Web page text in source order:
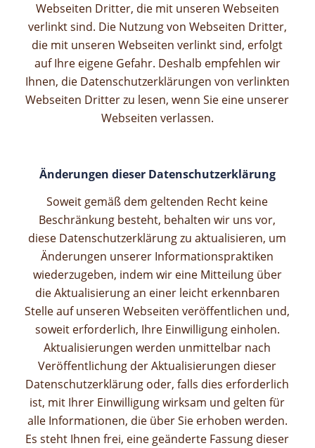
Webseiten Dritter, die mit unseren Webseiten
verlinkt sind. Die Nutzung von Webseiten Dritter,
die mit unseren Webseiten verlinkt sind, erfolgt
auf Ihre eigene Gefahr. Deshalb empfehlen wir
Ihnen, die Datenschutzerklärungen von verlinkten
Webseiten Dritter zu lesen, wenn Sie eine unserer
Webseiten verlassen.
Änderungen dieser Datenschutzerklärung
Soweit gemäß dem geltenden Recht keine
Beschränkung besteht, behalten wir uns vor,
diese Datenschutzerklärung zu aktualisieren, um
Änderungen unserer Informationspraktiken
wiederzugeben, indem wir eine Mitteilung über
die Aktualisierung an einer leicht erkennbaren
Stelle auf unseren Webseiten veröffentlichen und,
soweit erforderlich, Ihre Einwilligung einholen.
Aktualisierungen werden unmittelbar nach
Veröffentlichung der Aktualisierungen dieser
Datenschutzerklärung oder, falls dies erforderlich
ist, mit Ihrer Einwilligung wirksam und gelten für
alle Informationen, die über Sie erhoben werden.
Es steht Ihnen frei, eine geänderte Fassung dieser